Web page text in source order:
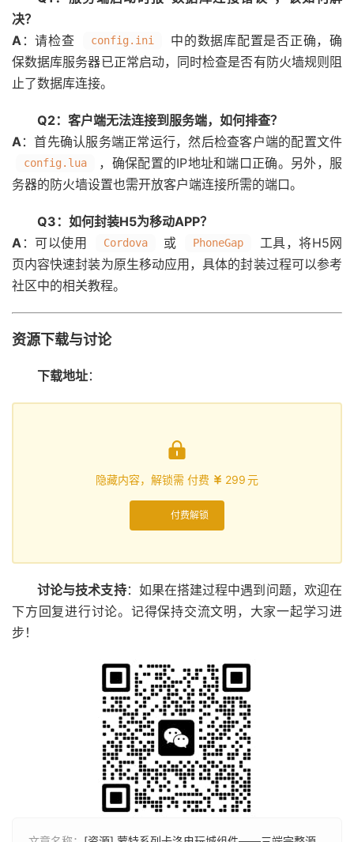
决？
A ：请检查 config.ini
中的数据库配置是否正确，确
保数据库服务器已正常启动，同时检查是否有防火墙规则阻
止了数据库连接。
Q2：客户端无法连接到服务端，如何排查？
A ：首先确认服务端正常运行，然后检查客户端的配置文件
config.lua
，确保配置的IP地址和端口正确。另外，服
务器的防火墙设置也需开放客户端连接所需的端口。
Q3：如何封装H5为移动APP？
A ：可以使用 Cordova 或 PhoneGap
工具，将H5网
页内容快速封装为原生移动应用，具体的封装过程可以参考
社区中的相关教程。
资源下载与讨论
下载地址：

隐藏内容，解锁需 付费  299元
付费解锁
讨论与技术支持：如果在搭建过程中遇到问题，欢迎在
下方回复进行讨论。记得保持交流文明，大家一起学习进
步！